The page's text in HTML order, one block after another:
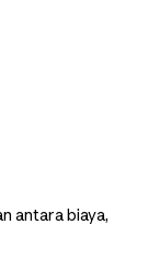
antara biaya,